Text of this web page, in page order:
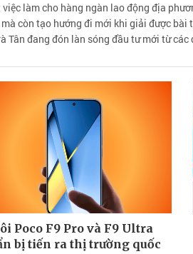
làm cho hàng ngàn lao động địa
còn tạo hướng đi mới khi giải được
Tân đang đón làn sóng đầu tư mới từ
Poco F9 Pro và F9 Ultra
bị tiến ra thị trường quốc